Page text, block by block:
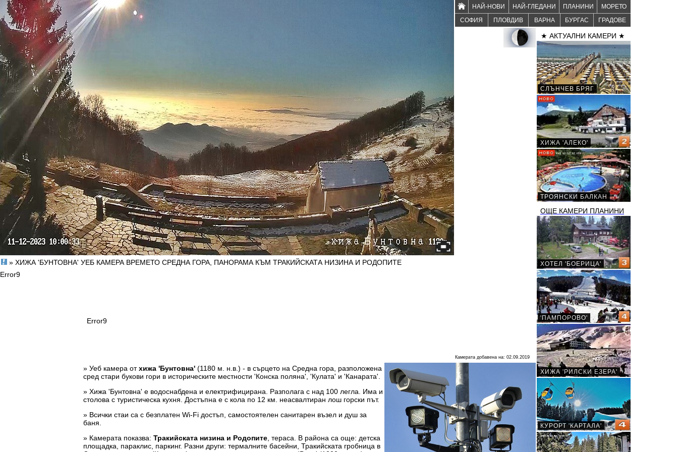
» ХИЖА 'БУНТОВНА' УЕБ КАМЕРА ВРЕМЕТО СРЕДНА ГОРА, ПАНОРАМА КЪМ ТРАКИЙСКАТА НИЗИНА И РОДОПИТЕ
Error9
Error9
» Уеб камера отхижа 'Бунтовна' (1180 м. н.в.) - в сърцето на Средна гора, разположена
сред стари букови гори в историческите местности 'Конска поляна', 'Кулата' и 'Канарата'.
» Хижа 'Бунтовна' е водоснабдена и електрифицирана. Разполага с над 100 легла. Има и
столова с туристическа кухня. Достъпна е с кола по 12 км. неасвалтиран лош горски път.
» Всички стаи са с безплатен Wi-Fi достъп, самостоятелен санитарен възел и душ за
баня.
» Камерата показва: Тракийската низина и Родопите , тераса. В района са още: детска
площадка, параклис, паркинг. Разни други: термалните басейни, Тракийската гробница в
Камерата добавена на: 02.09.2019